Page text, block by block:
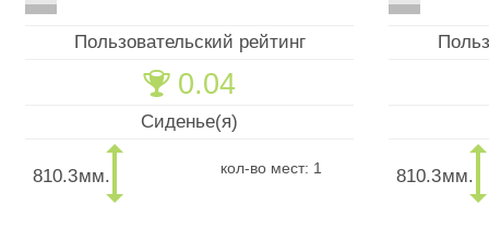
Пользовательский рейтинг
🏆 0.04
Сиденье(я)
810.3мм. кол-во мест: 1 810.3мм.